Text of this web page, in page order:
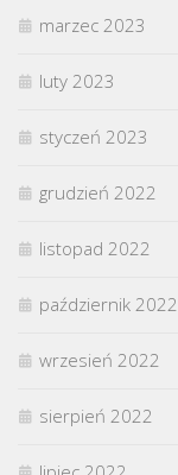
marzec 2023
luty 2023
styczeń 2023
grudzień 2022
listopad 2022
październik 2022
wrzesień 2022
sierpień 2022